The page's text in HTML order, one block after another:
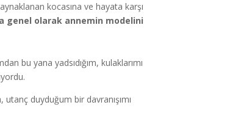
kocasına ve hayata karşı
genel olarak annemin modelini
bu yana yadsıdığım, kulaklarımı
duyduğum bir davranışımı